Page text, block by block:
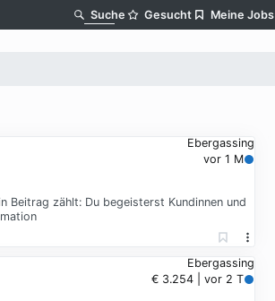
Suche Gesucht Meine Jobs
Ebergassing
vor 1 M
Beitrag zählt: Du begeisterst Kundinnen und
Ebergassing
€ 3.254 | vor 2 T